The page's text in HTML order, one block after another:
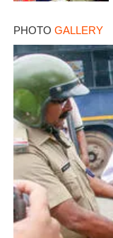
PHOTO GALLERY